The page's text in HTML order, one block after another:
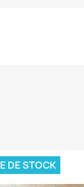
DE STOCK